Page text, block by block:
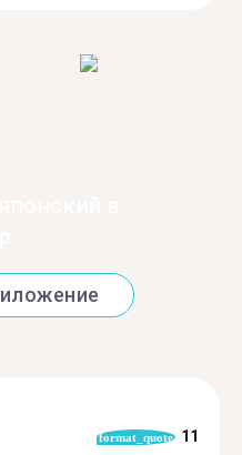
format_quote 11